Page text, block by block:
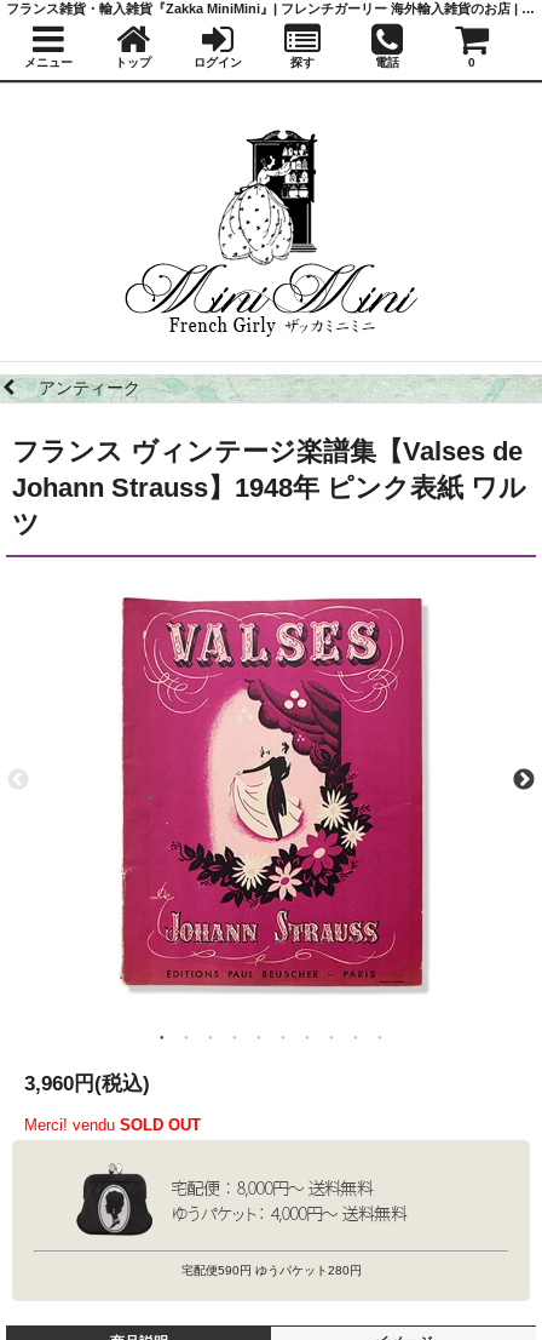
アンティーク
フランス ヴィンテージ楽譜集【Valses de
Johann Strauss】1948年 ピンク表紙 ワル
ツ
3,960円(税込)
Merci! vendu SOLD OUT
宅配便590円 ゆうパケット280円
フランス雑貨・輸入雑貨『Zakka MiniMini』| フレンチガーリー 海外輸入雑貨のお店 | かわいい雑貨 | 蚤の市 | アンティーク
メニュー トップ ログイン 探す 電話 0